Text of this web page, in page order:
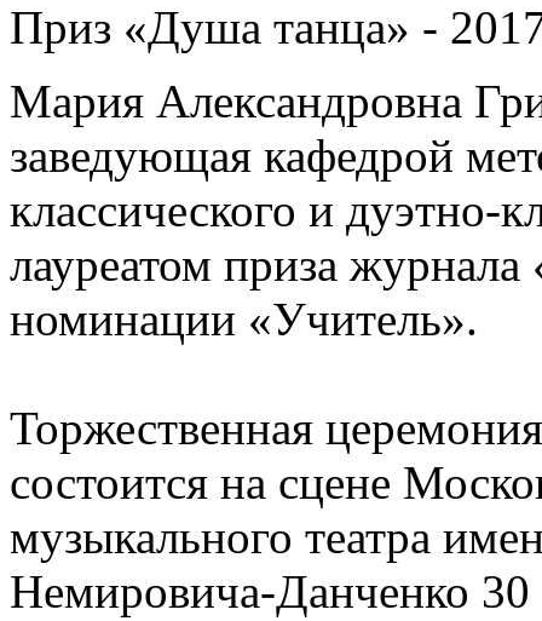
Приз «Душа танца» -
Мария Александровна
заведующая кафедрой
классического и дуэтно-
лауреатом приза
номинации «Учитель».
Торжественная
состоится на сцене
музыкального театра
Немировича-Данченко 30